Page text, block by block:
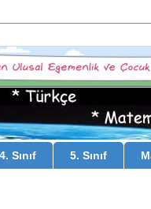
4. Sınıf 5. Sınıf